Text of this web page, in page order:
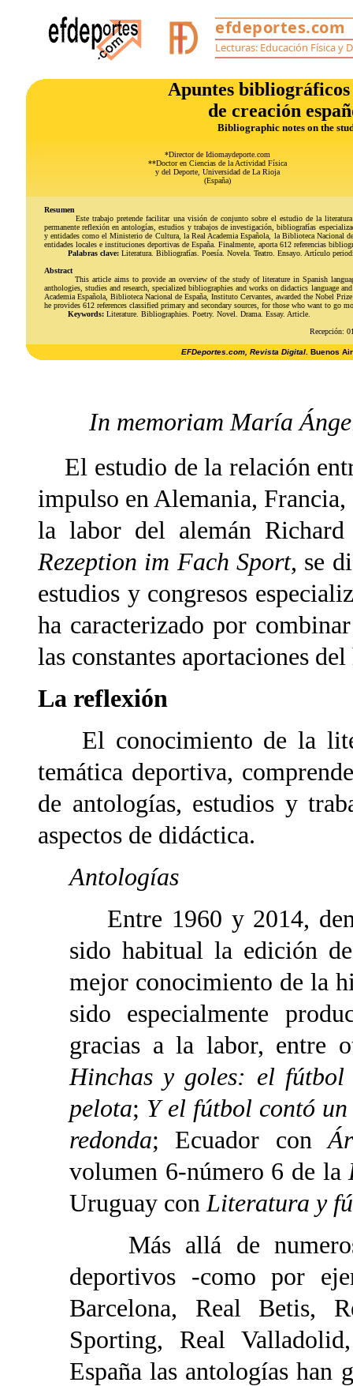
Apuntes
de creación
Bibliographic notes on the
*Director de Idiomaydeporte.com
**Doctor en Ciencias de la Actividad Física
y del Deporte, Universidad de La Rioja
(España)
Resumen
Este trabajo pretende facilitar una visión de conjunto sobre el estudio de la
permanente reflexión en antologías, estudios y trabajos de investigación, bibliografías
y entidades como el Ministerio de Cultura, la Real Academia Española, la Biblioteca Nacional
entidades locales e instituciones deportivas de España. Finalmente, aporta 612 referencias
Palabras clave: Literatura. Bibliografías. Poesía. Novela. Teatro. Ensayo. Artículo
Abstract
This article aims to provide an overview of the study of literature in Spanish
anthologies, studies and research, specialized bibliographies and works on didactics language
Academia Española, Biblioteca Nacional de España, Instituto Cervantes, awarded the Nobel
he provides 612 references classified primary and secondary sources, for those who want to go
Keywords: Literature. Bibliographies. Poetry. Novel. Drama. Essay. Article.
Recepción:
EFDeportes.com, Revista Digital. Buenos
In memoriam María
El estudio de la relación
impulso en Alemania,
la labor del alemán
Rezeption im Fach Sport, se
estudios y congresos
ha caracterizado por
las constantes aportaciones
La reflexión
El conocimiento de la
temática deportiva,
de antologías, estudios y
aspectos de didáctica.
Antologías
Entre 1960 y 2014,
sido habitual la edición
mejor conocimiento de la
sido especialmente
gracias a la labor, entre
Hinchas y goles: el fútbol
pelota; Y el fútbol contó un
redonda; Ecuador con
volumen 6-número 6 de la
Uruguay conLiteratura y
Más allá de
deportivos -como por
Barcelona, Real Betis,
Sporting, Real
España las antologías han